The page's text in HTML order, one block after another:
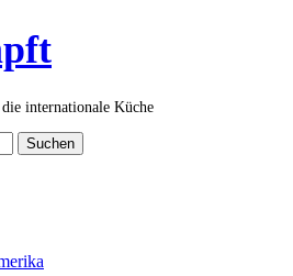
internationale Küche